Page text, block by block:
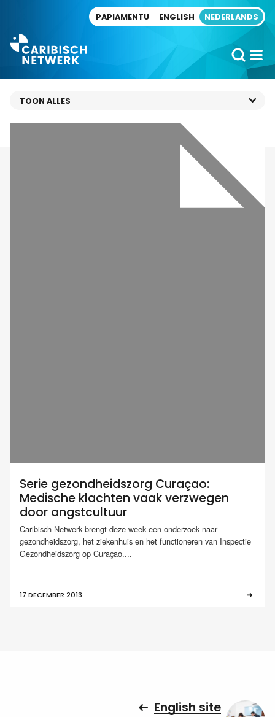
PAPIAMENTU ENGLISH NEDERLANDS
Serie gezondheidszorg Curaçao:
Medische klachten vaak verzwegen
door angstcultuur
Caribisch Netwerk brengt deze week een onderzoek naar
gezondheidszorg, het ziekenhuis en het functioneren van Inspectie
Gezondheidszorg op Curaçao....
17 DECEMBER 2013
English site